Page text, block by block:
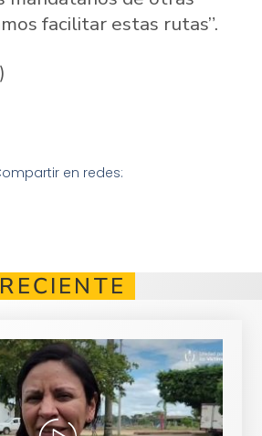
facilitar estas rutas”.
en redes: